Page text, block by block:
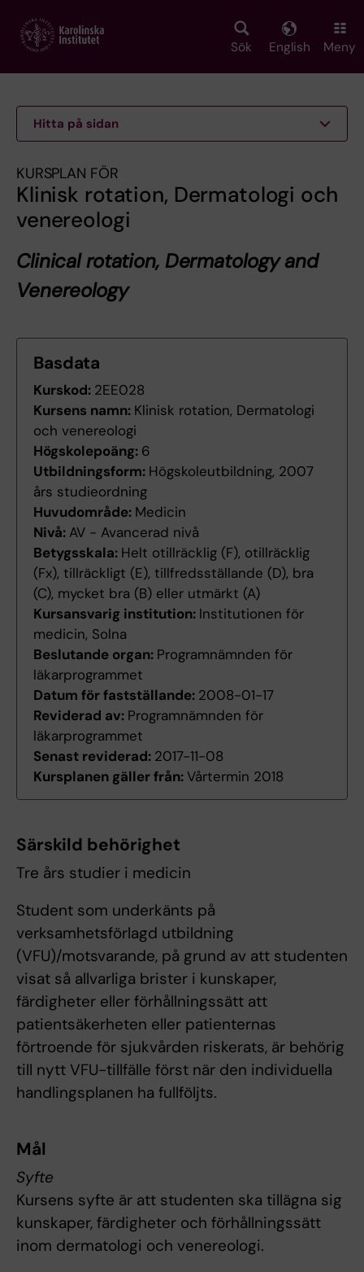
main
Sök English Meny
Hitta på sidan
KURSPLAN FÖR
Klinisk rotation, Dermatologi och
venereologi
Clinical rotation, Dermatology and
Venereology
Basdata
Kurskod: 2EE028
Kursens namn: Klinisk rotation, Dermatologi
och venereologi
Högskolepoäng: 6
Utbildningsform: Högskoleutbildning, 2007
års studieordning
Huvudområde: Medicin
Nivå: AV - Avancerad nivå
Betygsskala: Helt otillräcklig (F), otillräcklig
(Fx), tillräckligt (E), tillfredsställande (D), bra
(C), mycket bra (B) eller utmärkt (A)
Kursansvarig institution: Institutionen för
medicin, Solna
Beslutande organ: Programnämnden för
läkarprogrammet
Datum för fastställande: 2008-01-17
Reviderad av: Programnämnden för
läkarprogrammet
Senast reviderad: 2017-11-08
Kursplanen gäller från:Vårtermin 2018
Särskild behörighet
Tre års studier i medicin
Student som underkänts på
verksamhetsförlagd utbildning
(VFU)/motsvarande, på grund av att studenten
visat så allvarliga brister i kunskaper,
färdigheter eller förhållningssätt att
patientsäkerheten eller patienternas
förtroende för sjukvården riskerats, är behörig
till nytt VFU-tillfälle först när den individuella
handlingsplanen ha fullföljts.
Mål
Syfte
Kursens syfte är att studenten ska tillägna sig
kunskaper, färdigheter och förhållningssätt
inom dermatologi och venereologi.